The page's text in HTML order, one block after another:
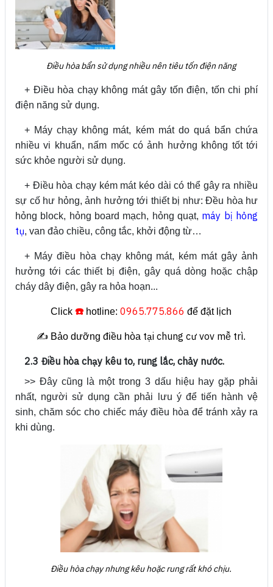
Điều hòa bẩn sử dụng nhiều nên tiêu tốn điện năng
+ Điều hòa chạy không mát gây tốn điện, tốn chi phí
điện năng sử dụng.
+ Máy chạy không mát, kém mát do quá bẩn chứa
nhiều vi khuẩn, nấm mốc có ảnh hưởng không tốt tới
sức khỏe người sử dụng.
+ Điều hòa chạy kém mát kéo dài có thể gây ra nhiều
sự cố hư hỏng, ảnh hưởng tới thiết bị như: Đều hòa hư
hỏng block, hỏng board mạch, hỏng quạt, máy bị hỏng
tụ, van đảo chiều, công tắc, khởi động từ…
+ Máy điều hòa chạy không mát, kém mát gây ảnh
hưởng tới các thiết bị điện, gây quá dòng hoặc chập
cháy dây điện, gây ra hỏa hoạn...
Click ☎️ hotline: 0965.775.866 để đặt lịch
✍️ Bảo dưỡng điều hòa tại chung cư vov mễ trì.
2.3 Điều hòa chạy kêu to, rung lắc, chảy nước.
>> Đây cũng là một trong 3 dấu hiệu hay gặp phải
nhất, người sử dụng cần phải lưu ý để tiến hành vệ
sinh, chăm sóc cho chiếc máy điều hòa để tránh xảy ra
khi dùng.
Điều hòa chạy nhưng kêu hoặc rung rất khó chịu.